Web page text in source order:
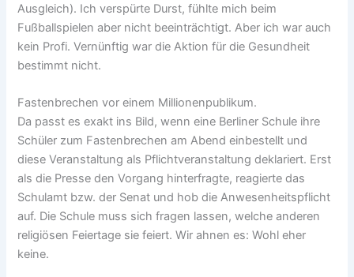
Ausgleich). Ich verspürte Durst, fühlte mich beim
Fußballspielen aber nicht beeinträchtigt. Aber ich war auch
kein Profi. Vernünftig war die Aktion für die Gesundheit
bestimmt nicht.
Fastenbrechen vor einem Millionenpublikum.
Da passt es exakt ins Bild, wenn eine Berliner Schule ihre
Schüler zum Fastenbrechen am Abend einbestellt und
diese Veranstaltung als Pflichtveranstaltung deklariert. Erst
als die Presse den Vorgang hinterfragte, reagierte das
Schulamt bzw. der Senat und hob die Anwesenheitspflicht
auf. Die Schule muss sich fragen lassen, welche anderen
religiösen Feiertage sie feiert. Wir ahnen es: Wohl eher
keine.